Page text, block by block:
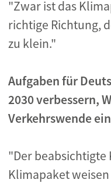
"Zwar ist das
richtige Richtung,
zu klein."
Aufgaben für
2030 verbessern,
Verkehrswende
"Der beabsichtigte
Klimapaket